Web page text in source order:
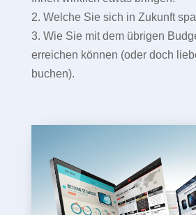
2. Welche Sie sich in Zukunft
3. Wie Sie mit dem übrigen
erreichen können (oder doch
buchen).